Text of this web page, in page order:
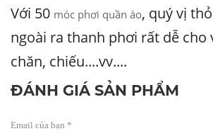
Với 50 móc phơi quần áo, quý vị
ngoài ra thanh phơi rất dễ cho
chăn, chiếu....vv....
ĐÁNH GIÁ SẢN PHẨM
Email của bạn *